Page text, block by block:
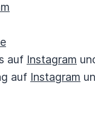
auf Instagram
auf Instagram